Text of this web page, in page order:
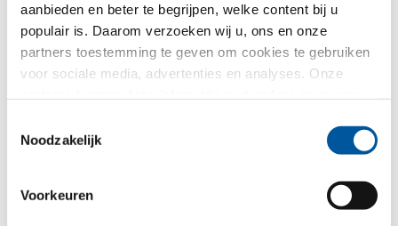
aanbieden en beter te begrijpen, welke content bij u
populair is. Daarom verzoeken wij u, ons en onze
partners toestemming te geven om cookies te gebruiken
voor sociale media, advertenties en analyses. Onze
kader van uw gebruik van de diensten hebben
Noodzakelijk
Voorkeuren
Voor welk thema heeft u vooral interesse?
Kozijnen
Renovatie